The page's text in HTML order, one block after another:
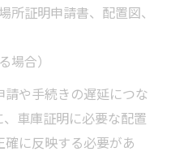
所証明申請書、配置図、
場合）
や手続きの遅延につな
車庫証明に必要な配置
に反映する必要があ